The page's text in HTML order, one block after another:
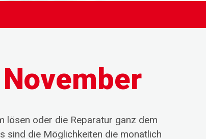
lösen oder die Reparatur ganz dem
sind die Möglichkeiten die monatlich